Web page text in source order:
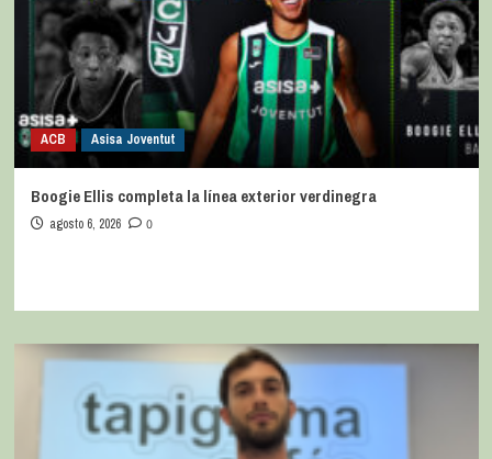
ACB Asisa Joventut
Boogie Ellis completa la línea exterior verdinegra
agosto 6, 2026 0